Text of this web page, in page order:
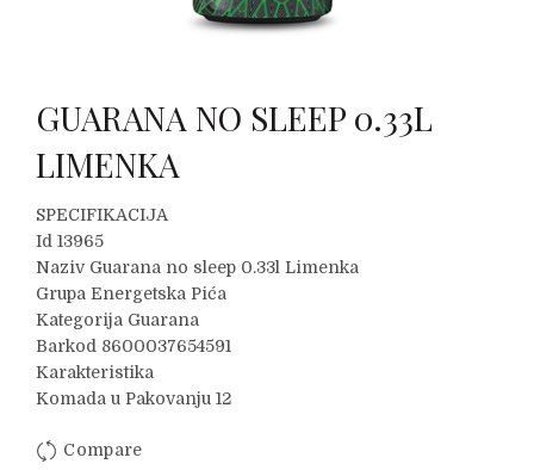
GUARANA NO SLEEP 0.33L
LIMENKA
SPECIFIKACIJA
Id 13965
Naziv Guarana no sleep 0.33l Limenka
Grupa Energetska Pića
Kategorija Guarana
Barkod 8600037654591
Karakteristika
Komada u Pakovanju 12
Compare